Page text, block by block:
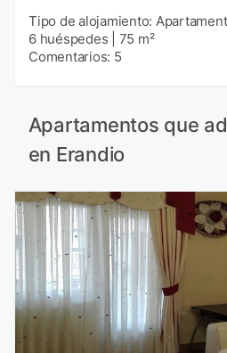
Tipo de alojamiento:
6 huéspedes
75 m²
Comentarios: 5
Apartamentos que
en Erandio